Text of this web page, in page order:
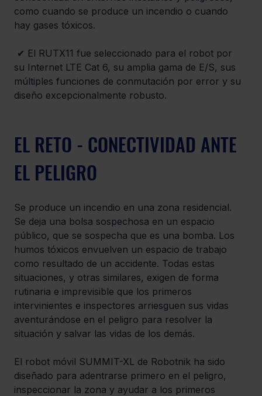
como cuando se produce un incendio o cuando
hay gases tóxicos.
su Internet LTE Cat 6, su amplia gama de E/S, sus
múltiples funciones de conmutación por error y su
diseño excepcionalmente robusto.
EL RETO - CONECTIVIDAD ANTE
EL PELIGRO
Se produce un incendio en una zona residencial.
Se deja una bolsa sospechosa en un espacio
público, que se sospecha que es una bomba. Los
humos tóxicos envuelven un espacio de trabajo
como resultado de un accidente. Todas estas
situaciones, y otras similares, exigen de forma
rutinaria e imprevisible que los primeros
intervinientes e inspectores arriesguen sus vidas
aventurándose en el peligro para resolver la
situación y salvar las vidas de los demás.
El robot móvil SUMMIT-XL de Robotnik ha sido
diseñado para adentrarse primero en el peligro,
inspeccionar la zona y ayudar a los primeros